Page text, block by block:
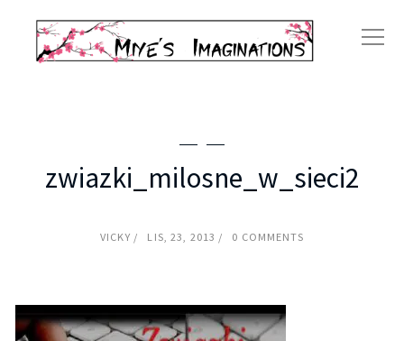
zwiazki_milosne_w_sieci2
VICKY LIS, 23, 2013 0 COMMENTS